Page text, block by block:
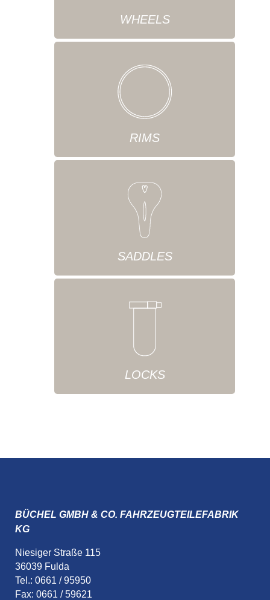
WHEELS
RIMS
SADDLES
LOCKS
BÜCHEL GMBH & CO. FAHRZEUGTEILEFABRIK
KG
Niesiger Straße 115
36039 Fulda
Tel.: 0661 / 95950
Fax: 0661 / 59621